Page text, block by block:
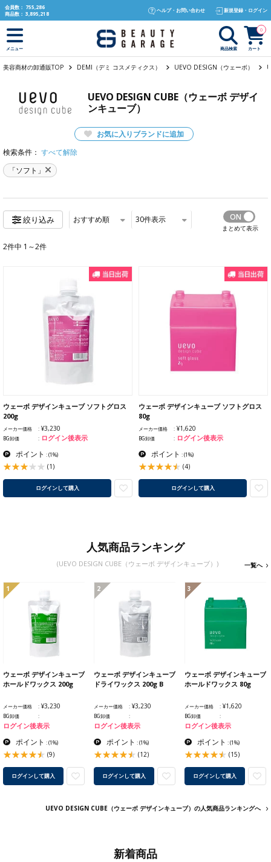
text.skipToContent
text.skipToNavigation
会員数： 755,286
商品数： 3,895,218
ヘルプ・お問い合わせ 新規登録・ログイン
メニュー 商品検索 カート
0
美容商材の卸通販TOP DEMI（デミ コスメティクス） UEVO DESIGN（ウェーボ）
UEVO DESIGN CUBE（ウェーボ デザイ
ンキューブ）
お気に入りブランドに追加
検索条件： すべて解除
「ソフト」
絞り込み おすすめ順 30件表示
まとめて表示
2件中 1～2件
ウェーボ デザインキューブ ソフトグロス
200g
メーカー価格 ¥3,230
BG卸価 ログイン後表示
ポイント :(1%)
(1)
ログインして購入
ウェーボ デザインキューブ ソフトグロス
80g
メーカー価格 ¥1,620
BG卸価 ログイン後表示
ポイント :(1%)
(4)
ログインして購入
人気商品ランキング
(UEVO DESIGN CUBE（ウェーボ デザインキューブ）) 一覧へ
1
ウェーボ デザインキューブ
ホールドワックス 200g
メーカー価格 ¥3,230
BG卸価
ログイン後表示
ポイント :(1%)
(9)
ログインして購入
2
ウェーボ デザインキューブ
ドライワックス 200g B
メーカー価格 ¥3,230
BG卸価
ログイン後表示
ポイント :(1%)
(12)
ログインして購入
3
ウェーボ デザインキューブ
ホールドワックス 80g
メーカー価格 ¥1,620
BG卸価
ログイン後表示
ポイント :(1%)
(15)
ログインして購入
UEVO DESIGN CUBE（ウェーボ デザインキューブ）の人気商品ランキングへ
新着商品